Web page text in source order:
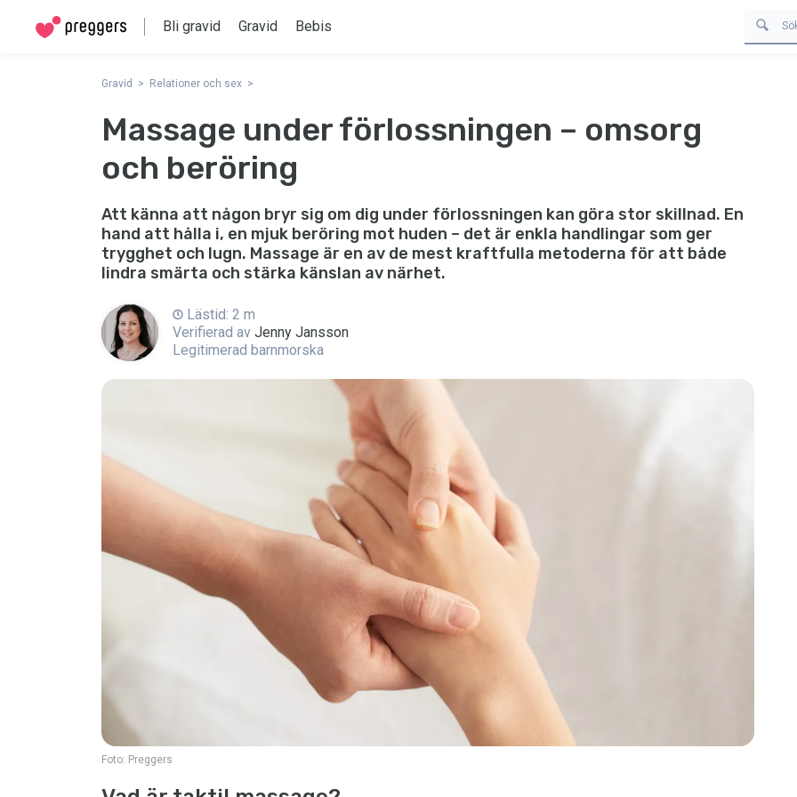
Bli gravid Gravid Bebis
Gravid Relationer och sex
Massage under förlossningen – omsorg
och beröring
Att känna att någon bryr sig om dig under förlossningen kan göra stor skillnad. En
hand att hålla i, en mjuk beröring mot huden – det är enkla handlingar som ger
trygghet och lugn. Massage är en av de mest kraftfulla metoderna för att både
lindra smärta och stärka känslan av närhet.
Lästid: 2 m
Verifierad av Jenny Jansson
Legitimerad barnmorska
Foto: Preggers